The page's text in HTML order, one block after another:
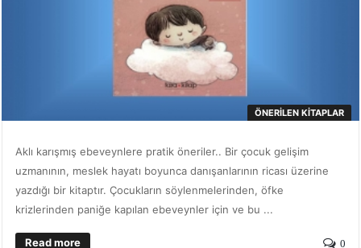
ÖNERILEN KITAPLAR
Aklı karışmış ebeveynlere pratik öneriler.. Bir çocuk gelişim
uzmanının, meslek hayatı boyunca danışanlarının ricası üzerine
yazdığı bir kitaptır. Çocukların söylenmelerinden, öfke
krizlerinden paniğe kapılan ebeveynler için ve bu ...
Read more 0